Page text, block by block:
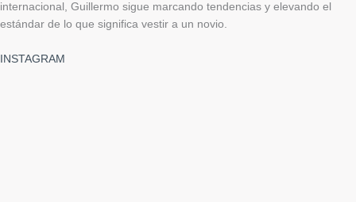
internacional, Guillermo sigue marcando tendencias y elevando el
estándar de lo que significa vestir a un novio.
INSTAGRAM